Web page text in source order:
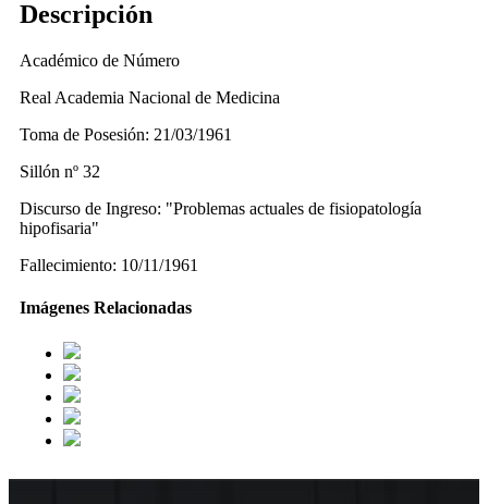
Descripción
Académico de Número
Real Academia Nacional de Medicina
Toma de Posesión: 21/03/1961
Sillón nº 32
Discurso de Ingreso: "Problemas actuales de fisiopatología
hipofisaria"
Fallecimiento: 10/11/1961
Imágenes Relacionadas